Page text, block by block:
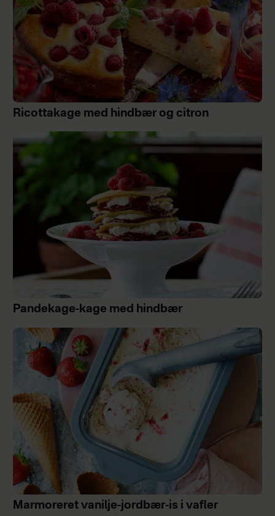
Ricottakage med hindbær og citron
Pandekage-kage med hindbær
Marmoreret vanilje-jordbær-is i vafler